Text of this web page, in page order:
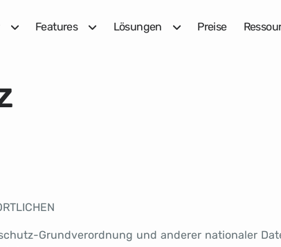
Features Lösungen Preise
Grundverordnung und anderer nationaler